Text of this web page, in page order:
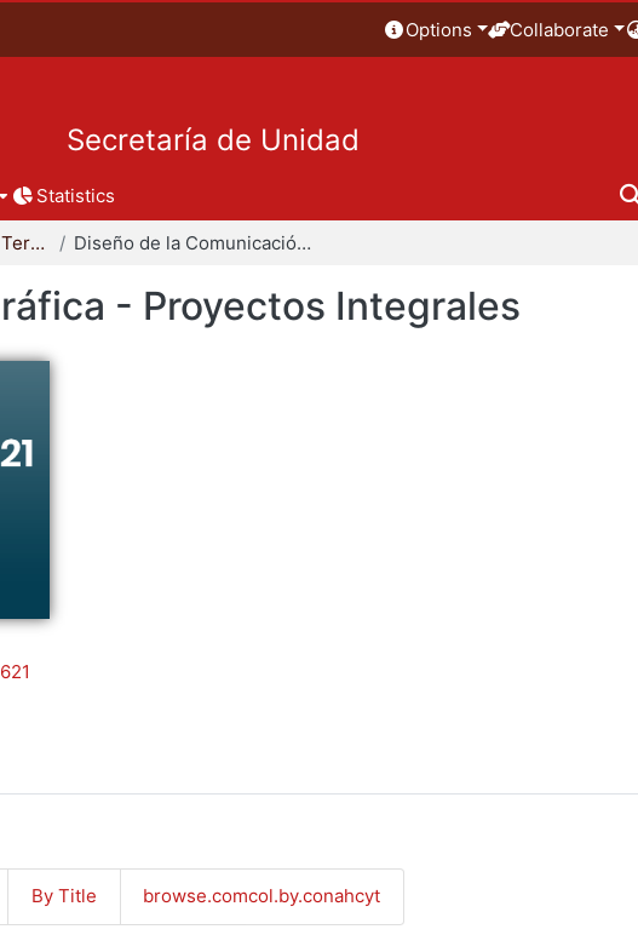
Options Collaborate
Secretaría de Unidad
Statistics
Proyectos Integrales / Terminales - Licenciatura Diseño de la Comunicación Gráfica - Proyectos Integrales
- Proyectos Integrales
By Title browse.comcol.by.conahcyt